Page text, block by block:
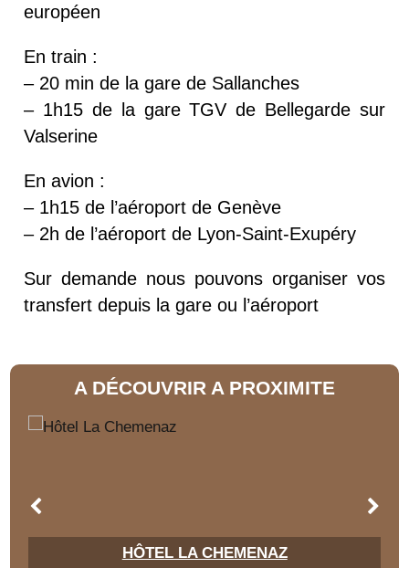
européen
En train :
– 20 min de la gare de Sallanches
– 1h15 de la gare TGV de Bellegarde sur
Valserine
En avion :
– 1h15 de l’aéroport de Genève
– 2h de l’aéroport de Lyon-Saint-Exupéry
Sur demande nous pouvons organiser vos
transfert depuis la gare ou l’aéroport
A DÉCOUVRIR A PROXIMITE
HÔTEL LA CHEMENAZ